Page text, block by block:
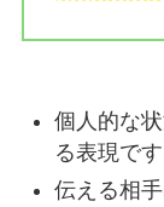
個人的な
る表現です
伝える相